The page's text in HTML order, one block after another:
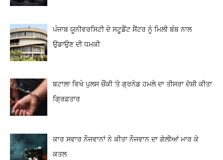
ਪੰਜਾਬ ਯੂਨੀਵਰਸਿਟੀ ਦੇ ਸਟੂਡੈਂਟ ਸੈਂਟਰ ਨੂੰ ਮਿਲੀ ਬੰਬ ਨਾਲ
ਉਡਾਉਣ ਦੀ ਧਮਕੀ
ਬਟਾਲਾ ਵਿਖੇ ਪੁਲਸ ਚੌਂਕੀ ‘ਤੇ ਗ੍ਰਨੇਡ ਹਮਲੇ ਦਾ ਤੀਸਰਾ ਦੋਸ਼ੀ ਕੀਤਾ
ਗ੍ਰਿਫ਼ਤਾਰ
ਕਾਰ ਸਵਾਰ ਨੌਜਵਾਨਾਂ ਨੇ ਕੀਤਾ ਨੌਜਵਾਨ ਦਾ ਗੋਲੀਆਂ ਮਾਰ ਕੇ
ਕਤਲ